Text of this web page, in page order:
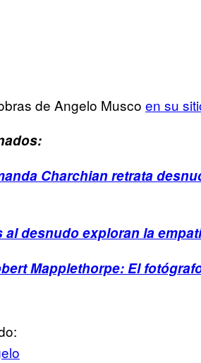
de Angelo Musco en su
Charchian retrata
al desnudo exploran la
Mapplethorpe: El